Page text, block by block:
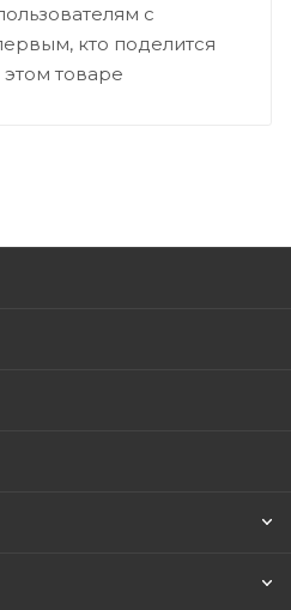
с
кто поделится
товаре